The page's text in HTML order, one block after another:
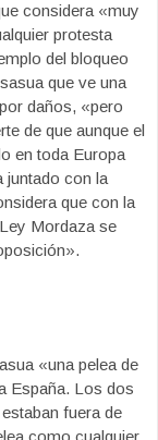
considera «muy
protesta
del bloqueo
que ve una
daños, «pero
de que aunque el
en toda Europa
juntado con la
que con la
Mordaza se
«una pelea de
España. Los dos
fuera de
como cualquier